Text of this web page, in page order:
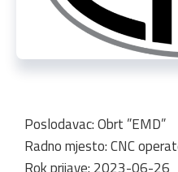
Poslodavac: Obrt ”EMD”
Radno mjesto: CNC
Rok prijave: 2023-06-26